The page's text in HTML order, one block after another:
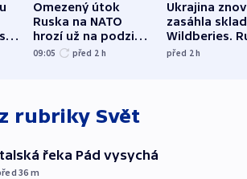
Omezený útok
Ruska na NATO
hrozí už na podzim,
varují tajné služby
09:05 před 2 h
Ukrajina
zasáhla
Wildberies.
útočili v
před 2h
rubriky Svět
řeka Pád vysychá
36 m